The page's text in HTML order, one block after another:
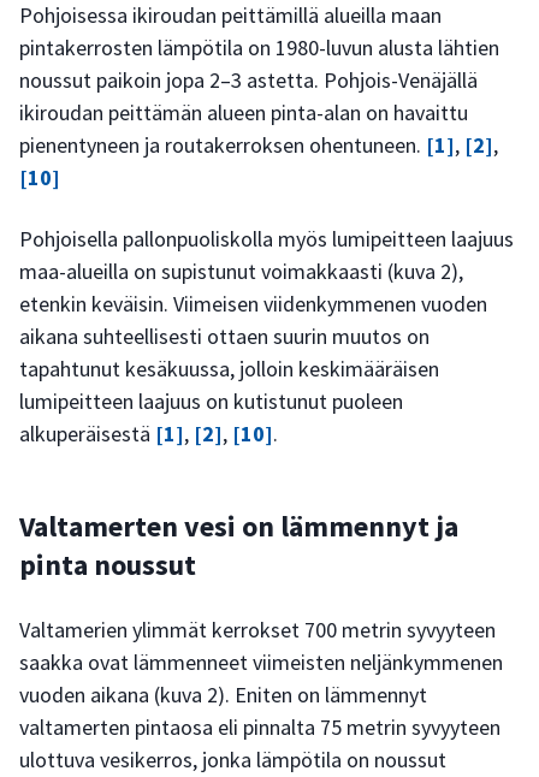
Pohjoisessa ikiroudan peittämillä alueilla maan
pintakerrosten lämpötila on 1980-luvun alusta lähtien
noussut paikoin jopa 2–3 astetta. Pohjois-Venäjällä
ikiroudan peittämän alueen pinta-alan on havaittu
pienentyneen ja routakerroksen ohentuneen. [1], [2],
[10]
Pohjoisella pallonpuoliskolla myös lumipeitteen laajuus
maa-alueilla on supistunut voimakkaasti (kuva 2),
etenkin keväisin. Viimeisen viidenkymmenen vuoden
aikana suhteellisesti ottaen suurin muutos on
tapahtunut kesäkuussa, jolloin keskimääräisen
lumipeitteen laajuus on kutistunut puoleen
alkuperäisestä [1], [2], [10].
Valtamerten vesi on lämmennyt ja
pinta noussut
Valtamerien ylimmät kerrokset 700 metrin syvyyteen
saakka ovat lämmenneet viimeisten neljänkymmenen
vuoden aikana (kuva 2). Eniten on lämmennyt
valtamerten pintaosa eli pinnalta 75 metrin syvyyteen
ulottuva vesikerros, jonka lämpötila on noussut